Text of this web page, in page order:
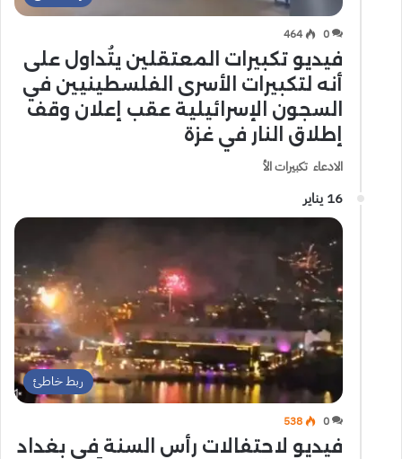
0
464
فيديو تكبيرات المعتقلين يتُداول على
أنه لتكبيرات الأسرى الفلسطينيين في
السجون الإسرائيلية عقب إعلان وقف
إطلاق النار في غزة
الادعاء تكبيرات الأ
16 يناير
ربط خاطئ
0
538
فيديو لاحتفالات رأس السنة في بغداد